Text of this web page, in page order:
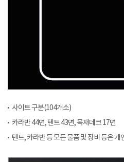
사이트 구분(104개소)
카라반 44면, 텐트 43면, 목재데크 17면
텐트, 카라반 등 모든 물품 및 장비 등은 개